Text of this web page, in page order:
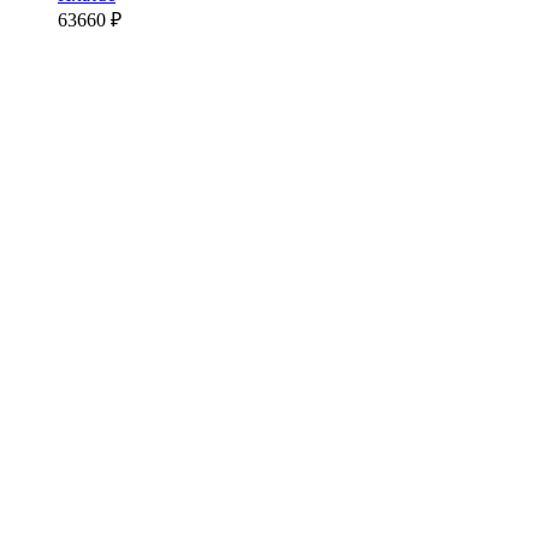
63660 ₽